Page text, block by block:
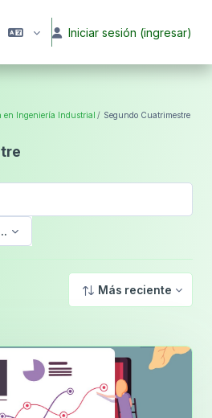
Iniciar sesión (ingresar)
en Ingeniería Industrial Segundo Cuatrimestre
Más reciente